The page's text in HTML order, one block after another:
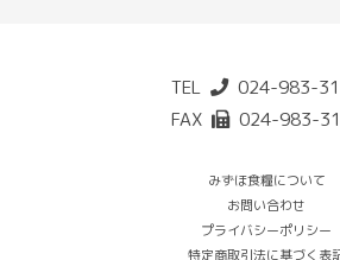
TEL
024-983-
FAX
024-983-
みずほ食糧について
お問い合わせ
プライバシーポリシー
特定商取引法に基づく表